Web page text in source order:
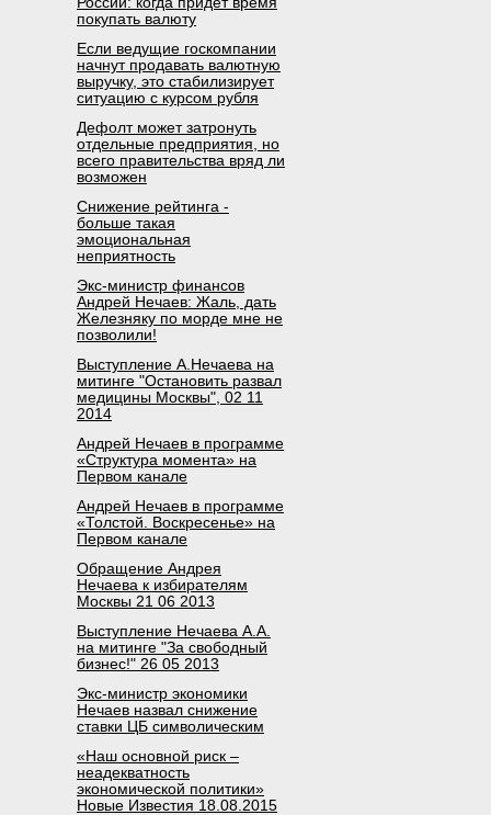
покупать валюту
Если ведущие госкомпании
начнут продавать валютную
выручку, это стабилизирует
ситуацию с курсом рубля
Дефолт может затронуть
отдельные предприятия, но
всего правительства вряд ли
возможен
Снижение рейтинга -
больше такая
эмоциональная
неприятность
Экс-министр финансов
Андрей Нечаев: Жаль, дать
Железняку по морде мне не
позволили!
Выступление А.Нечаева на
митинге "Остановить развал
медицины Москвы", 02 11
2014
Андрей Нечаев в программе
«Структура момента» на
Первом канале
Андрей Нечаев в программе
«Толстой. Воскресенье» на
Первом канале
Обращение Андрея
Нечаева к избирателям
Москвы 21 06 2013
Выступление Нечаева А.А.
на митинге "За свободный
бизнес!" 26 05 2013
Экс-министр экономики
Нечаев назвал снижение
ставки ЦБ символическим
«Наш основной риск –
неадекватность
экономической политики»
Новые Известия 18.08.2015